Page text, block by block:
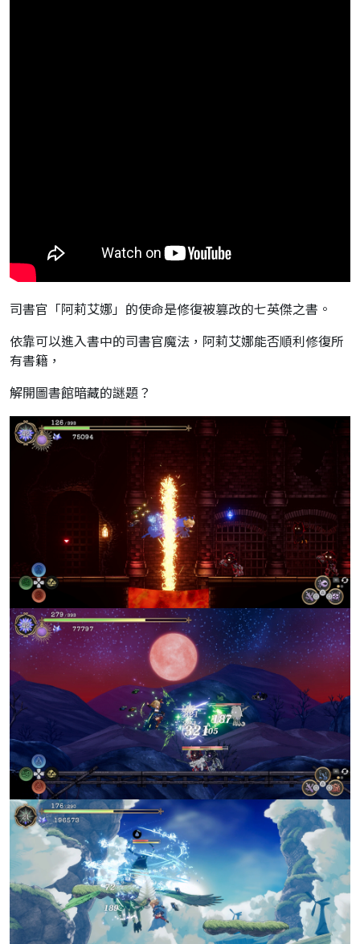
司書官「阿莉艾娜」的使命是修復被篡改的七英傑之書。
依靠可以進入書中的司書官魔法，阿莉艾娜能否順利修復所
有書籍，
解開圖書館暗藏的謎題？